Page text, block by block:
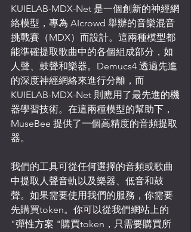
KUIELAB-MDX-Net 是一個創新的神經網
絡模型，專為 AIcrowd 舉辦的音樂混音
挑戰賽（MDX）而設計。這兩種模型都
能準確提取歌曲中的各個組成部分，如
人聲、鼓聲和樂器。Demucs4 透過先進
的深度神經網絡來進行分離，而
KUIELAB-MDX-Net 則應用了最先進的機
器學習技術。在這兩種模型的幫助下，
MuseBee 提供了一個高精度的音頻提取
器。
我們的工具可從任何選擇的音頻或歌曲
中提取人聲音軌以及樂器、低音和鼓
聲。如果需要使用我們的服務，你需要
先購買token。你可以從我們網站上的
"彈性方案 "購買token，只需要購買所